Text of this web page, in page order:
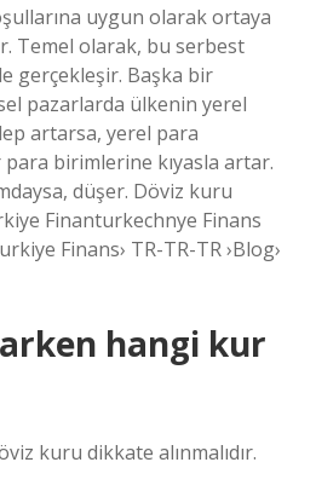
uygun olarak ortaya
Temel olarak, bu serbest
gerçekleşir. Başka bir
pazarlarda ülkenin yerel
artarsa, yerel para
birimlerine kıyasla artar.
düşer. Döviz kuru
Finanturkechnye Finans
Finans› TR-TR-TR ›Blog›
hangi kur
kuru dikkate alınmalıdır.